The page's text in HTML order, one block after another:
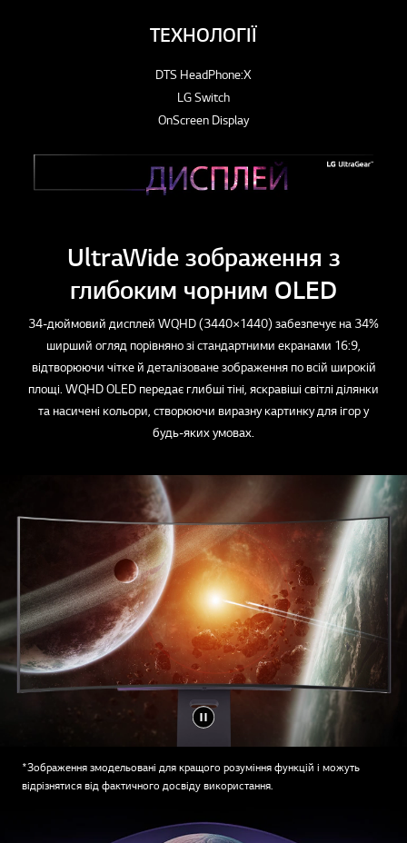
ТЕХНОЛОГІЇ
DTS HeadPhone:X
LG Switch
OnScreen Display
UltraWide зображення з
глибоким чорним OLED
34-дюймовий дисплей WQHD (3440×1440) забезпечує на 34%
ширший огляд порівняно зі стандартними екранами 16:9,
відтворюючи чітке й деталізоване зображення по всій широкій
площі. WQHD OLED передає глибші тіні, яскравіші світлі ділянки
та насичені кольори, створюючи виразну картинку для ігор у
будь-яких умовах.
*Зображення змодельовані для кращого розуміння функцій і можуть
відрізнятися від фактичного досвіду використання.